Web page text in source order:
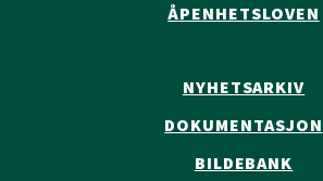
ÅPENHETSLOVEN
NYHETSARKIV
DOKUMENTASJON
BILDEBANK